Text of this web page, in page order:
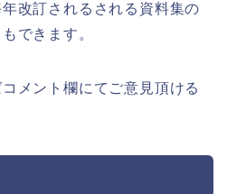
改訂されるされる資料集の
できます。
メント欄にてご意見頂ける